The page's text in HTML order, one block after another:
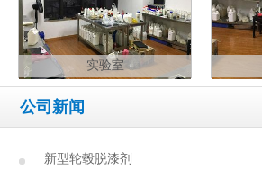
实验室
公司新闻
新型轮毂脱漆剂